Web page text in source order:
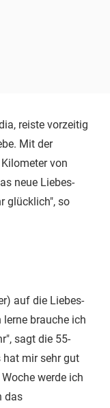
reiste vorzeitig
Mit der
von
neue Liebes-
glücklich", so
auf die Liebes-
lerne brauche ich
sagt die 55-
hat mir sehr gut
werde ich
das